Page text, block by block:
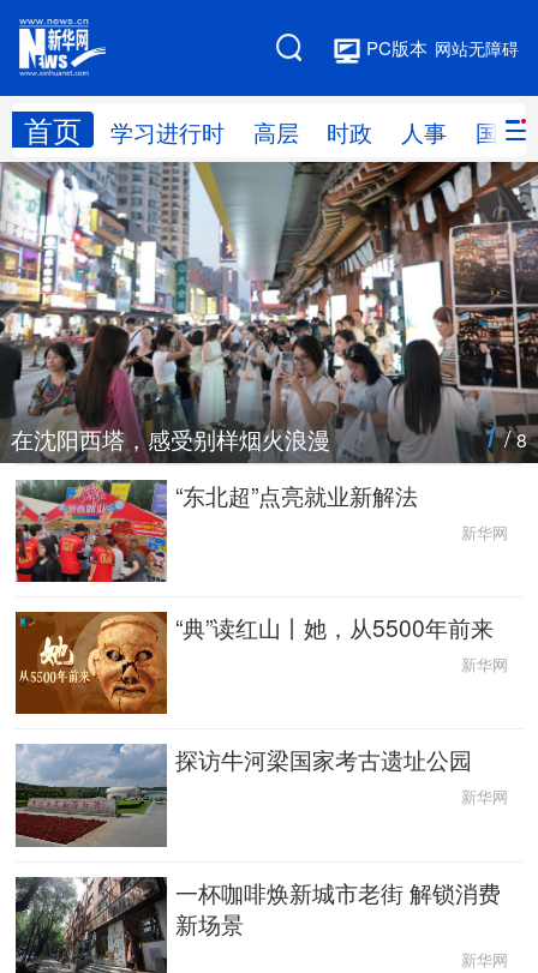
网站无障碍
PC版本
首页 学习进行时 高层 时政 人事 国际
网站地图
学习进行时 高层 时政 人事
国际 财经 网评 港澳
台湾 思客智库 全球连线 教育
科技 科创 量子 体育
文化 书画 健康 军事
访谈 政务
中央文件
人居 信息化 数字经济 学术中国
乡村振兴
能源 会展 彩票 娱乐
时尚
亚太网 上市公司 文化产业
在沈阳西塔，感受别样烟火浪漫 1/8
“东北超”点亮就业新解法
新华网
“典”读红山丨她，从5500年前来
新华网
探访牛河梁国家考古遗址公园
新华网
一杯咖啡焕新城市老街 解锁消费
新场景
新华网